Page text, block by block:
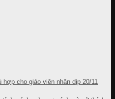
cho giáo viên nhân dịp 20/11